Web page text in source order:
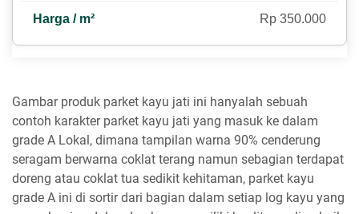
Rp 350.000
Gambar produk parket kayu jati ini hanyalah sebuah
contoh karakter parket kayu jati yang masuk ke dalam
grade A Lokal, dimana tampilan warna 90% cenderung
seragam berwarna coklat terang namun sebagian terdapat
doreng atau coklat tua sedikit kehitaman, parket kayu
grade A ini di sortir dari bagian dalam setiap log kayu yang